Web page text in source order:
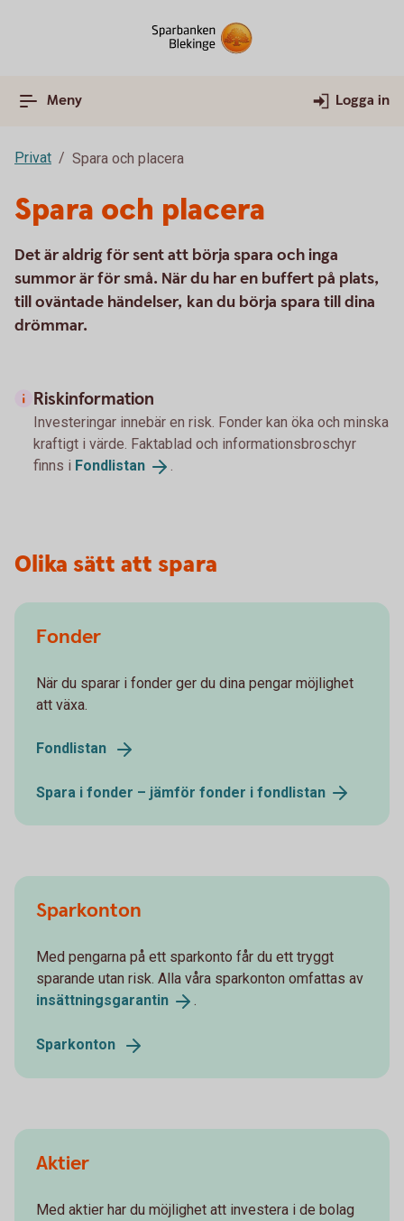
Meny Logga in
Privat Spara och placera
Spara och placera
Det är aldrig för sent att börja spara och inga
summor är för små. När du har en buffert på plats,
till oväntade händelser, kan du börja spara till dina
drömmar.
Riskinformation
Investeringar innebär en risk. Fonder kan öka och minska
kraftigt i värde. Faktablad och informationsbroschyr
finns i Fondlistan .
Olika sätt att spara
Fonder
När du sparar i fonder ger du dina pengar möjlighet
att växa.
Fondlistan
Spara i fonder – jämför fonder i fondlistan
Sparkonton
Med pengarna på ett sparkonto får du ett tryggt
sparande utan risk. Alla våra sparkonton omfattas av
insättningsgarantin
.
Sparkonton
Aktier
Med aktier har du möjlighet att investera i de bolag